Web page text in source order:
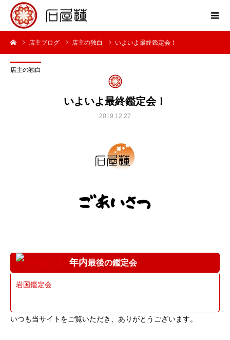
店主ブログ 店主の独白 いよいよ最終鑑定会！
店主の独白
いよいよ最終鑑定会！
2019.12.27
年内最後の鑑定会
岩国鑑定会
いつも当サイトをご覧いただき、ありがとうございます。